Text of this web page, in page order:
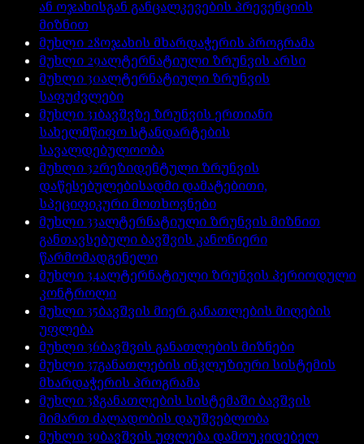
ან ოჯახისგან განცალკევების პრევენციის
მიზნით
მუხლი 28ოჯახის მხარდაჭერის პროგრამა
მუხლი 29ალტერნატიული ზრუნვის არსი
მუხლი30ალტერნატიული ზრუნვის
საფუძვლები
მუხლი31ბავშვზე ზრუნვის ერთიანი
სახელმწიფო სტანდარტების
სავალდებულოობა
მუხლი32რეზიდენტული ზრუნვის
დაწესებულებისადმი დამატებითი,
სპეციფიკური მოთხოვნები
მუხლი33ალტერნატიული ზრუნვის მიზნით
განთავსებული ბავშვის კანონიერი
წარმომადგენელი
მუხლი34ალტერნატიული ზრუნვის პერიოდული
კონტროლი
მუხლი35ბავშვის მიერ განათლების მიღების
უფლება
მუხლი36ბავშვის განათლების მიზნები
მუხლი37განათლების ინკლუზიური სისტემის
მხარდაჭერის პროგრამა
მუხლი38განათლების სისტემაში ბავშვის
მიმართ ძალადობის დაუშვებლობა
მუხლი39ბავშვის უფლება დამოუკიდებელ